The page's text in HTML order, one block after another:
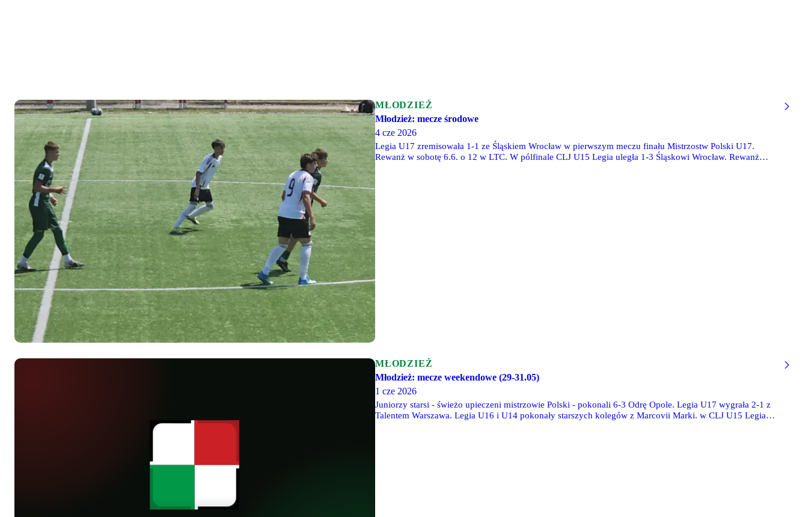
MŁODZIEŻ
Młodzież: mecze środowe
4 cze 2026
Legia U17 zremisowała 1-1 ze Śląskiem Wrocław w pierwszym meczu finału Mistrzostw Polski U17.
Rewanż w sobotę 6.6. o 12 w LTC. W pólfinale CLJ U15 Legia uległa 1-3 Śląskowi Wrocław. Rewanż
MŁODZIEŻ
Młodzież: mecze weekendowe (29-31.05)
1 cze 2026
Juniorzy starsi - świeżo upieczeni mistrzowie Polski - pokonali 6-3 Odrę Opole. Legia U17 wygrała 2-1 z
Talentem Warszawa. Legia U16 i U14 pokonały starszych kolegów z Marcovii Marki. w CLJ U15 Legia